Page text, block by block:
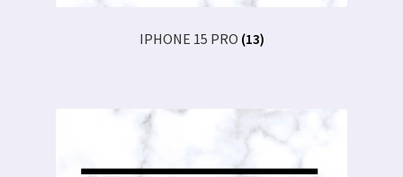
IPHONE 15 PRO (13)